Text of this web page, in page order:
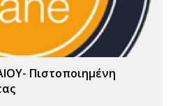
Πιστοποιημένη